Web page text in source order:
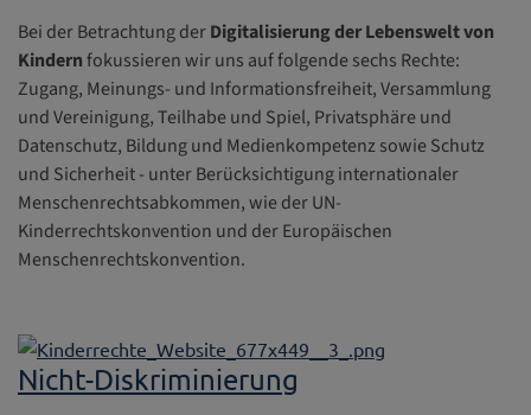
Bei der Betrachtung derDigitalisierung der Lebenswelt von
Kindernfokussieren wir uns auf folgende sechs Rechte:
Zugang, Meinungs- und Informationsfreiheit, Versammlung
und Vereinigung, Teilhabe und Spiel, Privatsphäre und
Datenschutz, Bildung und Medienkompetenz sowie Schutz
und Sicherheit - unter Berücksichtigung internationaler
Menschenrechtsabkommen, wie der UN-
Kinderrechtskonvention und der Europäischen
Menschenrechtskonvention.
Nicht-Diskriminierung